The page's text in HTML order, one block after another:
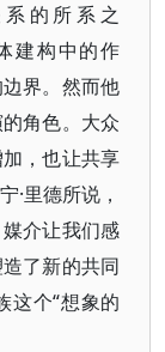
的所系之
建构中的作
界。然而他
角色。大众
，也让共享
·里德所说，
介让我们感
了新的共同
这个“想象的